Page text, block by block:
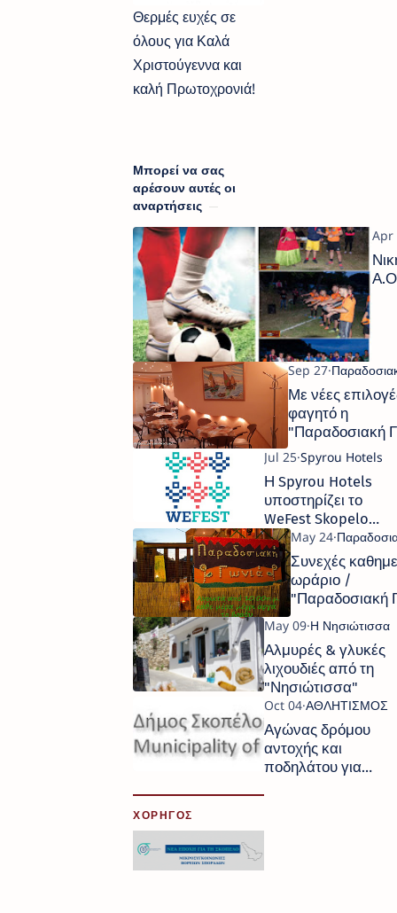
Θερμές ευχές σε
όλους για Καλά
Χριστούγεννα και
καλή Πρωτοχρονιά!
Μπορεί να σας
αρέσουν αυτές οι
αναρτήσεις
Με νέες
φαγητό η
"Παραδοσιακή
Η Spyrou Hotels
υποστηρίζει το
WeFest Skopelos
2016
Συνεχές
ωράριο /
"Παραδοσιακή
Αλμυρές & γλυκές
λιχουδιές από τη
"Νησιώτισσα"
Αγώνας δρόμου
αντοχής και
ποδηλάτου για
ΧΟΡΗΓΟΣ